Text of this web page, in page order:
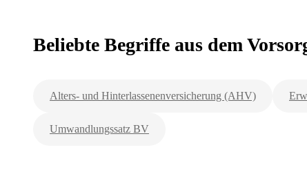
Beliebte Begriffe aus dem
Alters- und Hinterlassenenversicherung (AHV)
Umwandlungssatz BV